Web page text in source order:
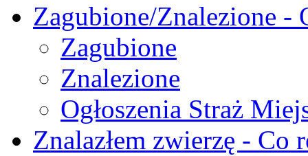
Zagubione/Znalezione -
Zagubione
Znalezione
Ogłoszenia Straż
Znalazłem zwierzę - Co